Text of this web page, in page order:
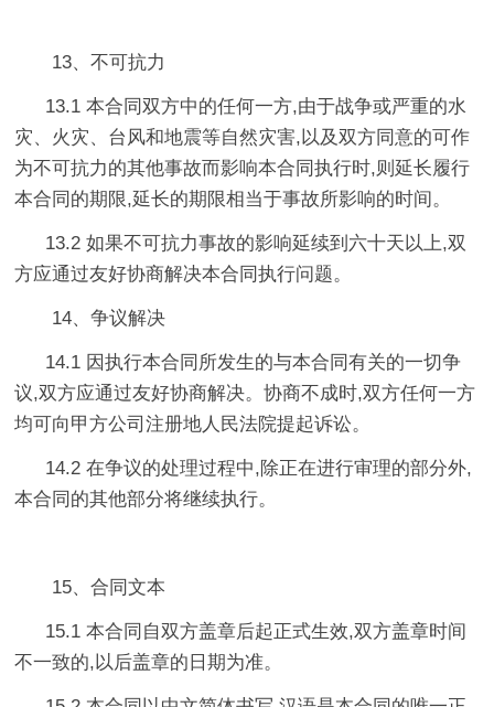
13、不可抗力
13.1 本合同双方中的任何一方,由于战争或严重的水
灾、火灾、台风和地震等自然灾害,以及双方同意的可作
为不可抗力的其他事故而影响本合同执行时,则延长履行
本合同的期限,延长的期限相当于事故所影响的时间。
13.2 如果不可抗力事故的影响延续到六十天以上,双
方应通过友好协商解决本合同执行问题。
14、争议解决
14.1 因执行本合同所发生的与本合同有关的一切争
议,双方应通过友好协商解决。协商不成时,双方任何一方
均可向甲方公司注册地人民法院提起诉讼。
14.2 在争议的处理过程中,除正在进行审理的部分外,
本合同的其他部分将继续执行。
15、合同文本
15.1 本合同自双方盖章后起正式生效,双方盖章时间
不一致的,以后盖章的日期为准。